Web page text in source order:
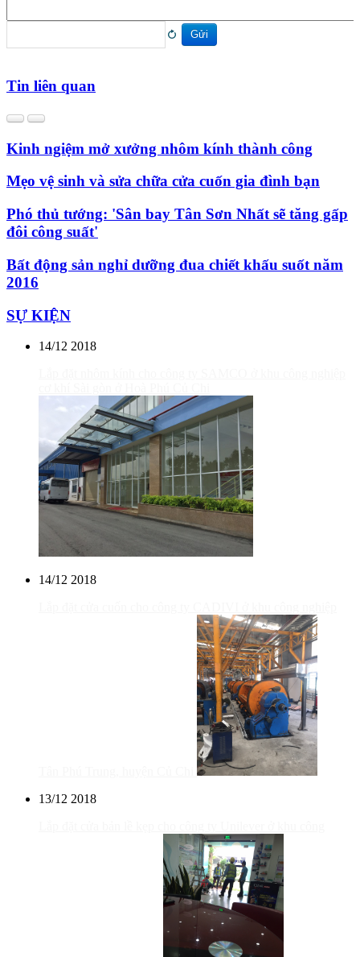
Gửi
Tin liên quan
Kinh ngiệm mở xưởng nhôm kính thành công
Mẹo vệ sinh và sửa chữa cửa cuốn gia đình bạn
Phó thủ tướng: 'Sân bay Tân Sơn Nhất sẽ tăng gấp
đôi công suất'
Bất động sản nghỉ dưỡng đua chiết khấu suốt năm
2016
SỰ KIỆN
14/12 2018
14/12 2018
13/12 2018